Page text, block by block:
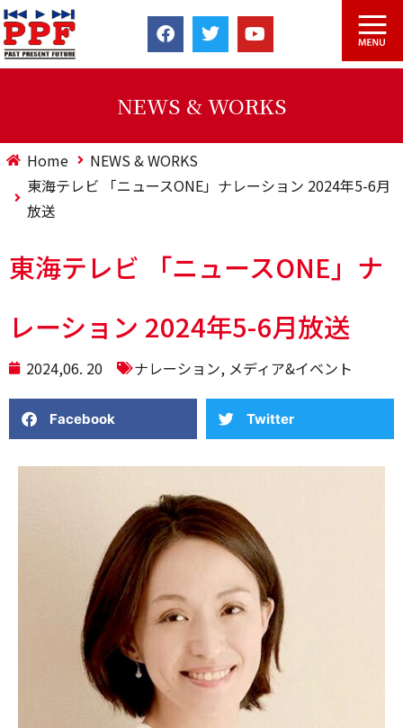
NEWS & WORKS
Home
NEWS & WORKS
東海テレビ 「ニュースONE」ナレーション 2024年5-6月
放送
東海テレビ 「ニュースONE」ナ
レーション 2024年5-6月放送
2024,06. 20 ナレーション, メディア&イベント
Facebook Twitter